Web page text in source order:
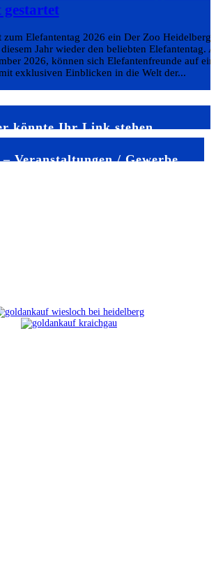
gestartet
zum Elefantentag 2026 ein Der Zoo Heidelberg
Jahr wieder den beliebten Elefantentag.
2026, können sich Elefantenfreunde auf
exklusiven Einblicken in die Welt der...
könnte Ihr Link stehen
Veranstaltungen / Gewerbe